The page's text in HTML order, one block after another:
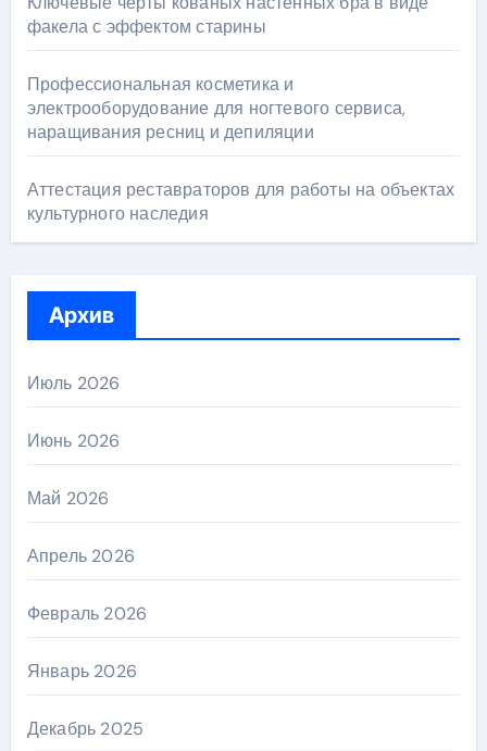
факела с эффектом старины
Профессиональная косметика и
электрооборудование для ногтевого сервиса,
наращивания ресниц и депиляции
Аттестация реставраторов для работы на объектах
культурного наследия
Архив
Июль 2026
Июнь 2026
Май 2026
Апрель 2026
Февраль 2026
Январь 2026
Декабрь 2025